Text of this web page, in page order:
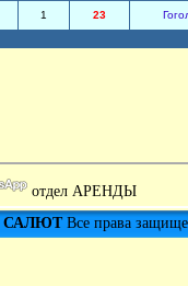
1 23
отдел АРЕНДЫ
САЛЮТВсе права